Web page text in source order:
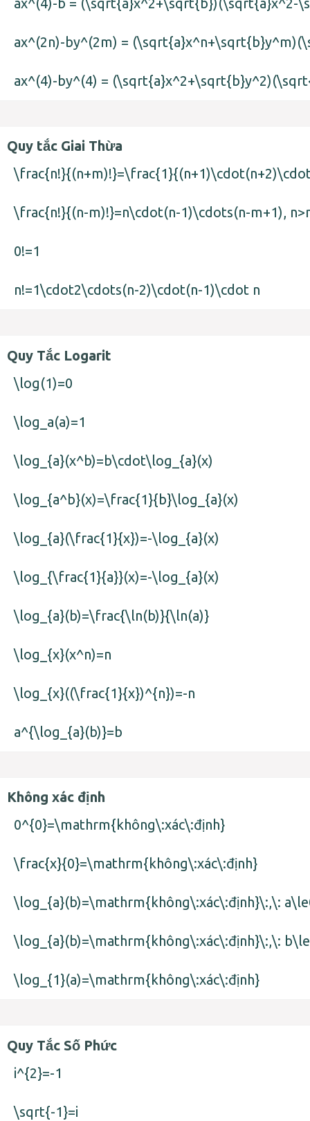
ax^(2n)-by^(2m) =
ax^(4)-by^(4) =
Quy tắc Giai Thừa
\frac{n!}{(n-m)!}=n\cdot(n-1)\cdots(n-m+1),
0!=1
n!=1\cdot2\cdots(n-2)\cdot(n-1)\cdot n
Quy Tắc Logarit
\log(1)=0
\log_a(a)=1
\log_{a}(x^b)=b\cdot\log_{a}(x)
\log_{a^b}(x)=\frac{1}{b}\log_{a}(x)
\log_{a}(\frac{1}{x})=-\log_{a}(x)
\log_{\frac{1}{a}}(x)=-\log_{a}(x)
\log_{a}(b)=\frac{\ln(b)}{\ln(a)}
\log_{x}(x^n)=n
\log_{x}((\frac{1}{x})^{n})=-n
a^{\log_{a}(b)}=b
Không xác định
0^{0}=\mathrm{không\:xác\:định}
\frac{x}{0}=\mathrm{không\:xác\:định}
\log_{a}(b)=\mathrm{không\:xác\:định}\:,\:
\log_{a}(b)=\mathrm{không\:xác\:định}\:,\:
\log_{1}(a)=\mathrm{không\:xác\:định}
Quy Tắc Số Phức
i^{2}=-1
\sqrt{-1}=i